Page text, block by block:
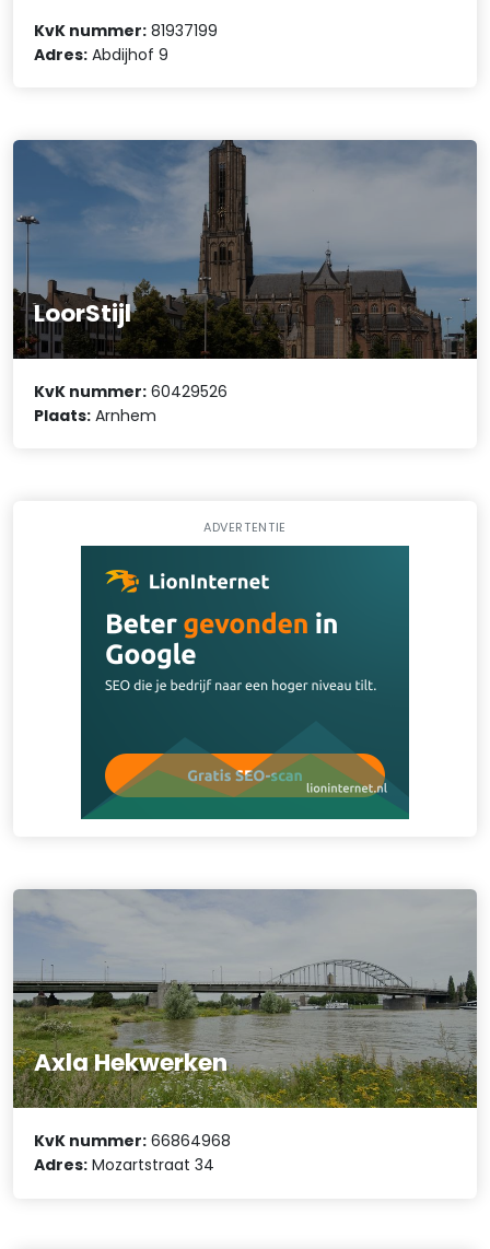
KvK nummer: 81937199
Adres: Abdijhof 9
LoorStijl
KvK nummer: 60429526
Plaats: Arnhem
ADVERTENTIE
Axla Hekwerken
KvK nummer: 66864968
Adres: Mozartstraat 34